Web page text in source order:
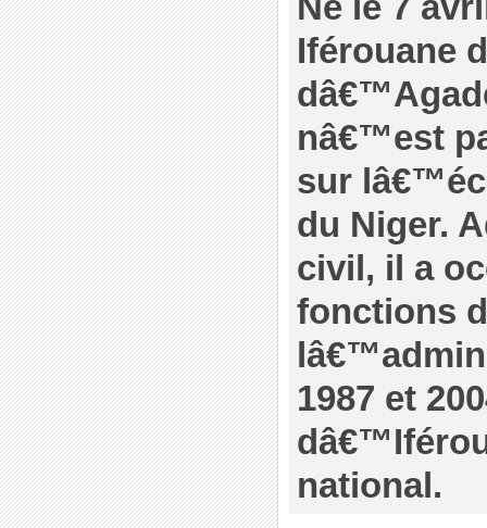
Iférouane
nâ€™est
sur
du Niger.
civil, il a
fonctions
1987 et
national.